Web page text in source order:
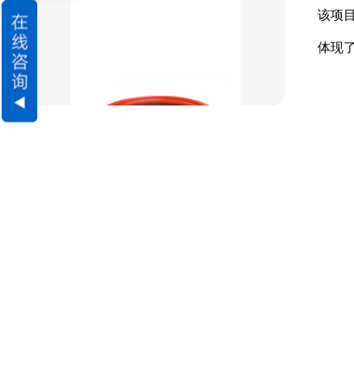
星型双O组合
该项
体现